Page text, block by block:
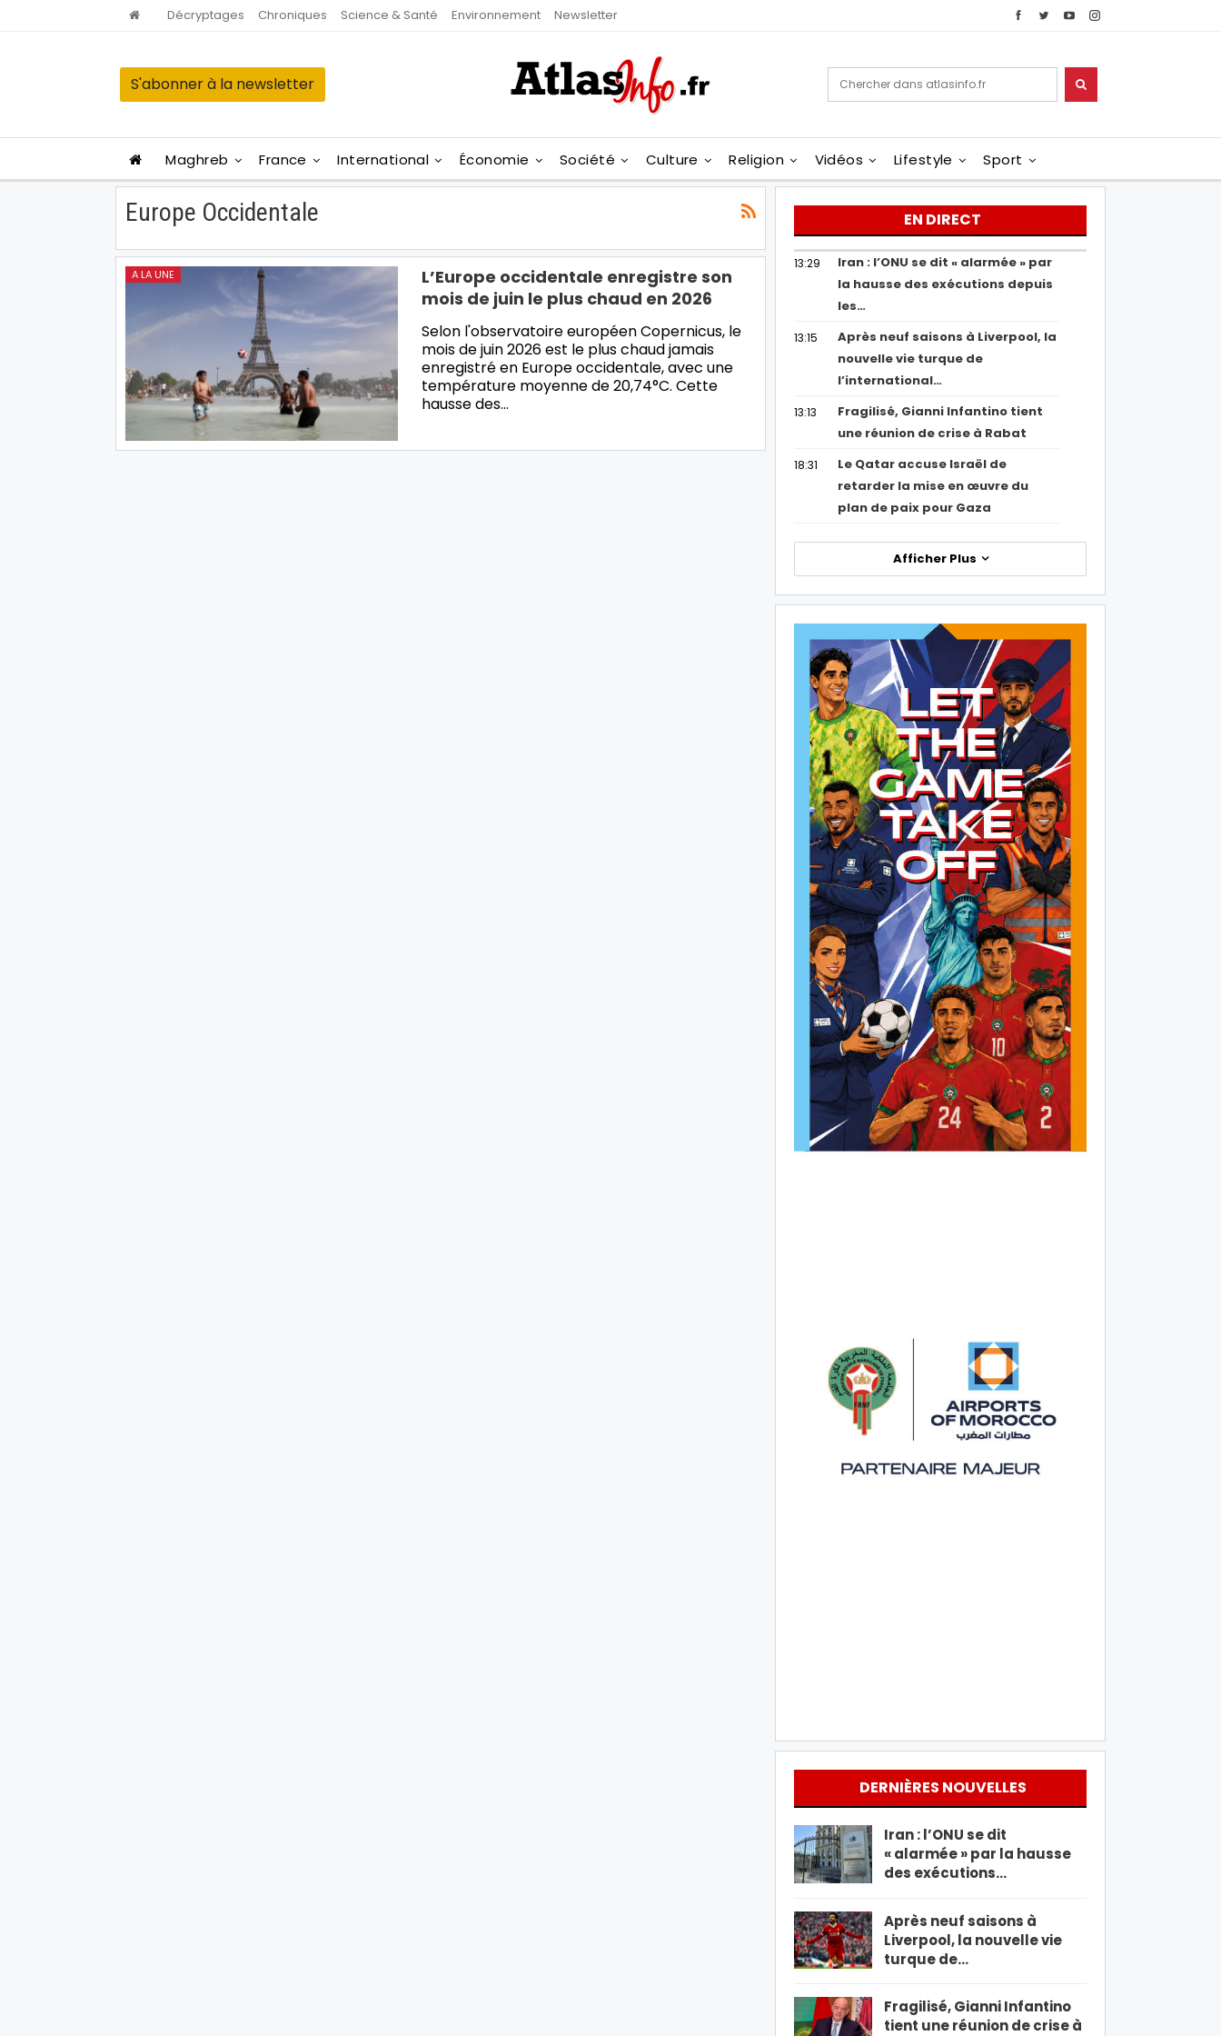
Décryptages Chroniques Science & Santé Environnement Newsletter
S'abonner à la newsletter
Maghreb France International Économie Société Culture Religion Vidéos Lifestyle Sport
Europe Occidentale
A LA UNE
L’Europe occidentale enregistre son
mois de juin le plus chaud en 2026
Selon l'observatoire européen Copernicus, le
mois de juin 2026 est le plus chaud jamais
enregistré en Europe occidentale, avec une
température moyenne de 20,74°C. Cette
hausse des…
EN DIRECT
13:29
Iran : l’ONU se dit « alarmée » par
la hausse des exécutions depuis
les…
13:15
Après neuf saisons à Liverpool, la
nouvelle vie turque de
l’international…
13:13
Fragilisé, Gianni Infantino tient
une réunion de crise à Rabat
18:31
Le Qatar accuse Israël de
retarder la mise en œuvre du
plan de paix pour Gaza
Afficher Plus
DERNIÈRES NOUVELLES
Iran : l’ONU se dit
« alarmée » par la hausse
des exécutions…
Après neuf saisons à
Liverpool, la nouvelle vie
turque de…
Fragilisé, Gianni Infantino
tient une réunion de crise à